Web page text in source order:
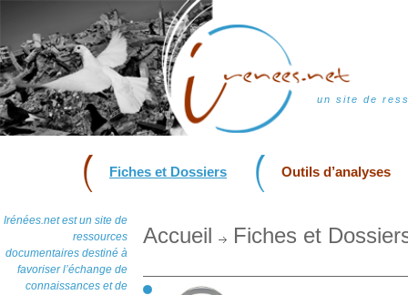
un site de
Fiches et Dossiers Outils d’analyses
Irénées.net est un site de
ressources
documentaires destiné à
favoriser l’échange de
connaissances et de
Accueil Fiches et